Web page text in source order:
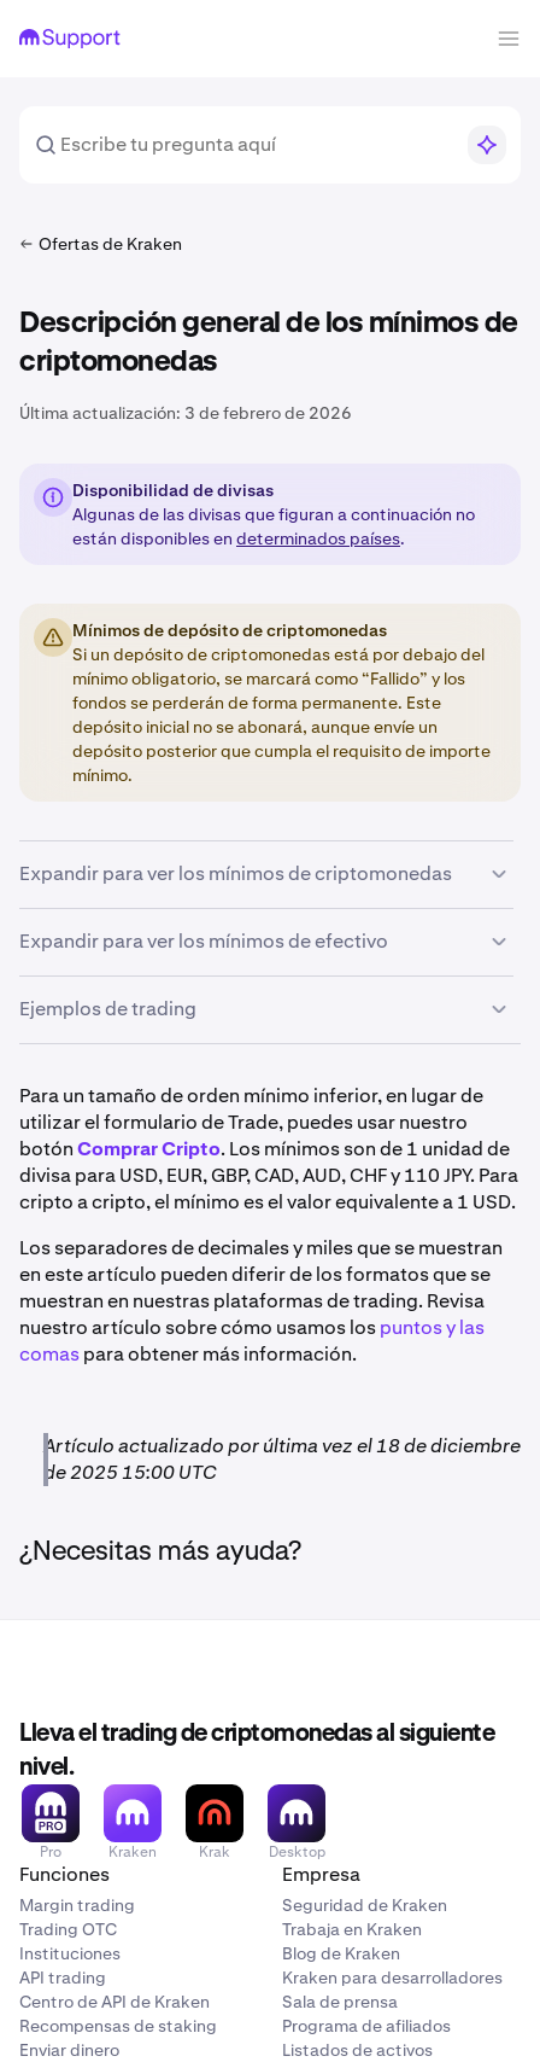
Ofertas de Kraken
Descripción general de los mínimos de
criptomonedas
Última actualización: 3 de febrero de 2026
Disponibilidad de divisas
Algunas de las divisas que figuran a continuación no
están disponibles en determinados países.
Mínimos de depósito de criptomonedas
Si un depósito de criptomonedas está por debajo del
mínimo obligatorio, se marcará como “Fallido” y los
fondos se perderán de forma permanente. Este
depósito inicial no se abonará, aunque envíe un
depósito posterior que cumpla el requisito de importe
mínimo.
Expandir para ver los mínimos de criptomonedas
A continuación, se presenta un resumen de los valores
mínimos necesarios para depósitos y trading de
criptomonedas. Puede consultar los retiros mínimos
aquí.
mínimos, así que le rogamos que planifique su
actividad en consecuencia.
Los siguientes valores pueden cambiar sin previo aviso, y
es posible que la información no esté actualizada en
todo momento.Inicie sesión en su cuenta de Kraken
para ver la información más reciente que aparece en
cada página de depósito y retiro
Todos los valores figuran en la criptomoneda
correspondiente, no en porcentajes.
**AVT, GENS, PICA, OTP, SXP y WETH están
disponibles actualmente solo para depósitos y retiros,
También pueden aplicarse tarifas de trading y depósitos
Los separadores decimales y de miles que se muestran
en este artículo pueden diferir de los que aparezcan en
nuestras plataformas de trading. Consulte nuestro
artículo sobre cómo utilizamos los
obtener más información.
Expandir para ver los mínimos de efectivo
Divisa base
Euro
5 EUR
Dólar estadounidense
5 USD
5 GBP
10 AUD
Ejemplos de trading
0,0001 BTC o superior.
Si operas con ETH, el volumen de la orden debe ser de
0,01 ETH o superior.
Si operas con EUR, el volumen de la orden debe ser de 5
EUR o superior.
Para un tamaño de orden mínimo inferior, en lugar de
utilizar el formulario de Trade, puedes usar nuestro
botónComprar Cripto. Los mínimos son de 1 unidad de
divisa para USD, EUR, GBP, CAD, AUD, CHF y 110 JPY. Para
cripto a cripto, el mínimo es el valor equivalente a 1 USD.
Los separadores de decimales y miles que se muestran
en este artículo pueden diferir de los formatos que se
muestran en nuestras plataformas de trading. Revisa
nuestro artículo sobre cómo usamos lospuntos y las
comaspara obtener más información.
Artículo actualizado por última vez el 18 de diciembre
de 2025 15:00 UTC
¿Necesitas más ayuda?
Lleva el trading de criptomonedas al siguiente
nivel.
Pro Kraken Krak Desktop
Funciones
Margin trading
Trading OTC
Instituciones
API trading
Centro de API de Kraken
Recompensas de staking
Enviar dinero
Empresa
Seguridad de Kraken
Trabaja en Kraken
Blog de Kraken
Kraken para desarrolladores
Sala de prensa
Programa de afiliados
Listados de activos